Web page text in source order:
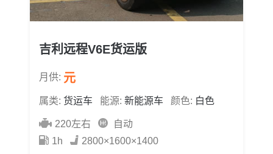
吉利远程V6E货运版
月供: 元
属类: 货运车 能源: 新能源车 颜色: 白色
220左右
自动
1h
2800×1600×1400